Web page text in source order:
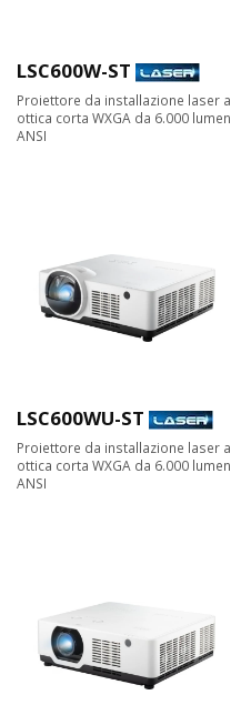
LSC600W-ST
Proiettore da installazione laser a
ottica corta WXGA da 6.000 lumen
ANSI
LSC600WU-ST
Proiettore da installazione laser a
ottica corta WXGA da 6.000 lumen
ANSI